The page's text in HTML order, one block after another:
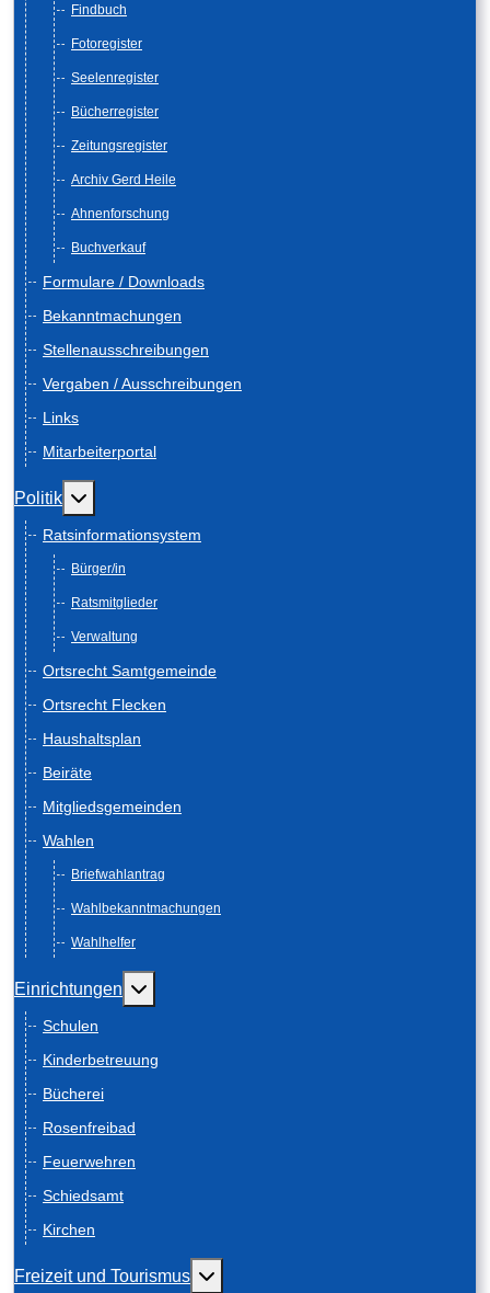
Findbuch
Fotoregister
Seelenregister
Bücherregister
Zeitungsregister
Archiv Gerd Heile
Ahnenforschung
Buchverkauf
Formulare / Downloads
Bekanntmachungen
Stellenausschreibungen
Vergaben / Ausschreibungen
Links
Mitarbeiterportal
Politik Weitere Informationen: Politik
Ratsinformationsystem
Bürger/in
Ratsmitglieder
Verwaltung
Ortsrecht Samtgemeinde
Ortsrecht Flecken
Haushaltsplan
Beiräte
Mitgliedsgemeinden
Wahlen
Briefwahlantrag
Wahlbekanntmachungen
Wahlhelfer
Einrichtungen Weitere Informationen: Einrichtungen
Schulen
Kinderbetreuung
Bücherei
Rosenfreibad
Feuerwehren
Schiedsamt
Kirchen
Freizeit und Tourismus Weitere Informationen: Freizeit und